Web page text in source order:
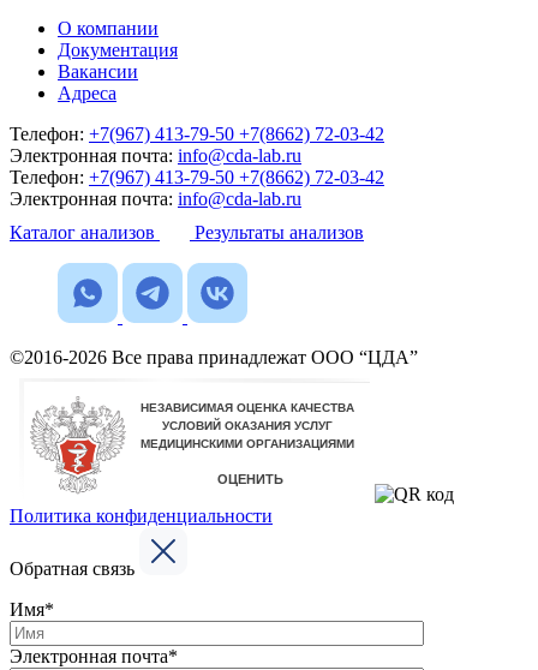
О компании
Документация
Вакансии
Адреса
Телефон: +7(967) 413-79-50 +7(8662) 72-03-42
Электронная почта: info@cda-lab.ru
Телефон: +7(967) 413-79-50 +7(8662) 72-03-42
Электронная почта: info@cda-lab.ru
Каталог анализов
Результаты анализов
©2016-2026 Все права принадлежат ООО “ЦДА”
Политика конфиденциальности
Обратная связь
Имя*
Электронная почта*